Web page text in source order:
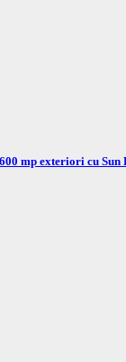
mp exteriori cu Sun